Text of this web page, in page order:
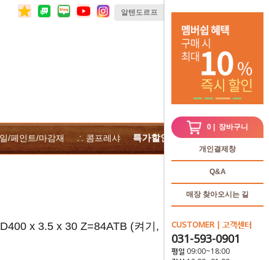
/페인트/마감재 ∴ 콤프레샤 특가할인 ∴전체상품
0 | 장바구니
개인결제창
Q&A
매장 찾아오시는 길
CUSTOMER | 고객센터
031-593-0901
평일 09:00~18:00
x 3.5 x 30 Z=84ATB (켜기,